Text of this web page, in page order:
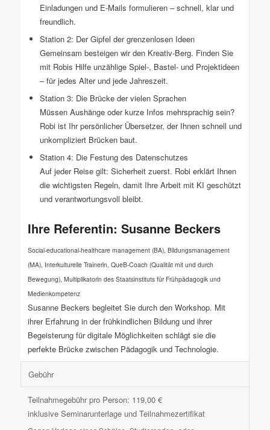
Einladungen und E-Mails formulieren – schnell, klar und
freundlich.
Station 2: Der Gipfel der grenzenlosen Ideen
Gemeinsam besteigen wir den Kreativ-Berg. Finden Sie
mit Robis Hilfe unzählige Spiel-, Bastel- und Projektideen
– für jedes Alter und jede Jahreszeit.
Station 3: Die Brücke der vielen Sprachen
Müssen Aushänge oder kurze Infos mehrsprachig sein?
Robi ist Ihr persönlicher Übersetzer, der Ihnen schnell und
unkompliziert Brücken baut.
Station 4: Die Festung des Datenschutzes
Auf jeder Reise gilt: Sicherheit zuerst. Robi erklärt Ihnen
die wichtigsten Regeln, damit Ihre Arbeit mit KI geschützt
und verantwortungsvoll bleibt.
Ihre Referentin: Susanne Beckers
Social-educational-healthcare management (BA), Bildungsmanagement
(MA), Interkulturelle Trainerin, QueB-Coach (Qualität mit und durch
Bewegung), Multiplikatorin des Staatsinstituts für Frühpädagogik und
Medienkompetenz
Susanne Beckers begleitet Sie durch den Workshop. Mit
ihrer Erfahrung in der frühkindlichen Bildung und ihrer
Begeisterung für digitale Möglichkeiten schlägt sie die
perfekte Brücke zwischen Pädagogik und Technologie.
Gebühr
Teilnahmegebühr pro Person: 119,00 €
inklusive Seminarunterlage und Teilnahmezertifikat